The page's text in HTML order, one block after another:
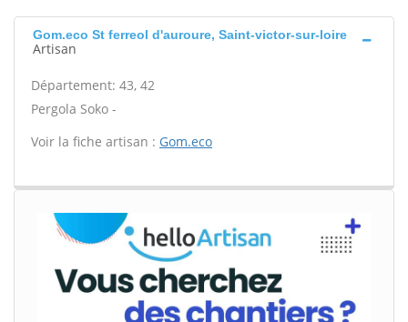
Gom.eco St ferreol d'auroure, Saint-victor-sur-loire
Artisan
Département: 43, 42
Pergola Soko -
Voir la fiche artisan : Gom.eco